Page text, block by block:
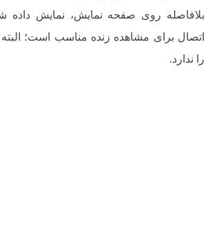
بلافاصله روی صفحه نمایش، نمایش داده
اتصال برای مشاهده زنده مناسب است؛
را ندارد.